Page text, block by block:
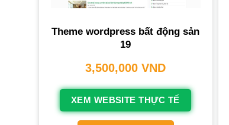
Theme wordpress bất động sản
19
3,500,000VND
XEM WEBSITE THỰC TẾ